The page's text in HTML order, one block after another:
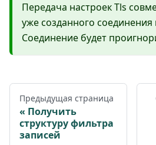
Передача настроек Tls
уже созданного
Соединение будет
Предыдущая страница
Получить
структуру фильтра
записей